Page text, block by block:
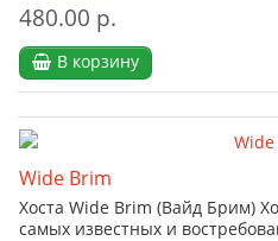
480.00 р.
В корзину
Wide Brim
Хоста Wide Brim (Вайд Брим)
самых известных и